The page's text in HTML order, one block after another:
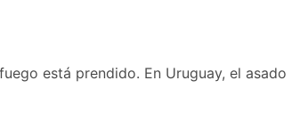
está prendido. En Uruguay, el asado